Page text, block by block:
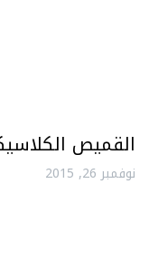
القميص
نوفمبر 26, 2015